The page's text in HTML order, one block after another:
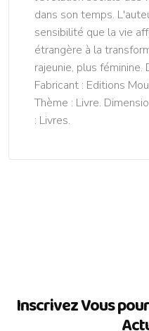
dans son temps.
sensibilité que la vie
étrangère à la
rajeunie, plus féminine.
Fabricant : Editions
Thème : Livre.
: Livres.
Inscrivez Vous